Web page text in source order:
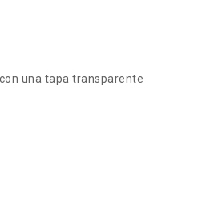
una tapa transparente